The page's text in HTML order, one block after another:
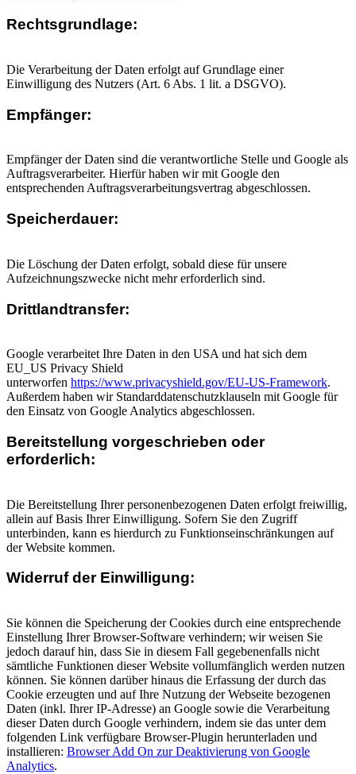
Rechtsgrundlage:
Die Verarbeitung der Daten erfolgt auf Grundlage einer
Einwilligung des Nutzers (Art. 6 Abs. 1 lit. a DSGVO).
Empfänger:
Empfänger der Daten sind die verantwortliche Stelle und Google als
Auftragsverarbeiter. Hierfür haben wir mit Google den
entsprechenden Auftragsverarbeitungsvertrag abgeschlossen.
Speicherdauer:
Die Löschung der Daten erfolgt, sobald diese für unsere
Aufzeichnungszwecke nicht mehr erforderlich sind.
Drittlandtransfer:
Google verarbeitet Ihre Daten in den USA und hat sich dem
EU_US Privacy Shield
unterworfen https://www.privacyshield.gov/EU-US-Framework.
Außerdem haben wir Standarddatenschutzklauseln mit Google für
den Einsatz von Google Analytics abgeschlossen.
Bereitstellung vorgeschrieben oder
erforderlich:
Die Bereitstellung Ihrer personenbezogenen Daten erfolgt freiwillig,
allein auf Basis Ihrer Einwilligung. Sofern Sie den Zugriff
unterbinden, kann es hierdurch zu Funktionseinschränkungen auf
der Website kommen.
Widerruf der Einwilligung:
Sie können die Speicherung der Cookies durch eine entsprechende
Einstellung Ihrer Browser-Software verhindern; wir weisen Sie
jedoch darauf hin, dass Sie in diesem Fall gegebenenfalls nicht
sämtliche Funktionen dieser Website vollumfänglich werden nutzen
können. Sie können darüber hinaus die Erfassung der durch das
Cookie erzeugten und auf Ihre Nutzung der Webseite bezogenen
Daten (inkl. Ihrer IP-Adresse) an Google sowie die Verarbeitung
dieser Daten durch Google verhindern, indem sie das unter dem
folgenden Link verfügbare Browser-Plugin herunterladen und
installieren: Browser Add On zur Deaktivierung von Google
Analytics.